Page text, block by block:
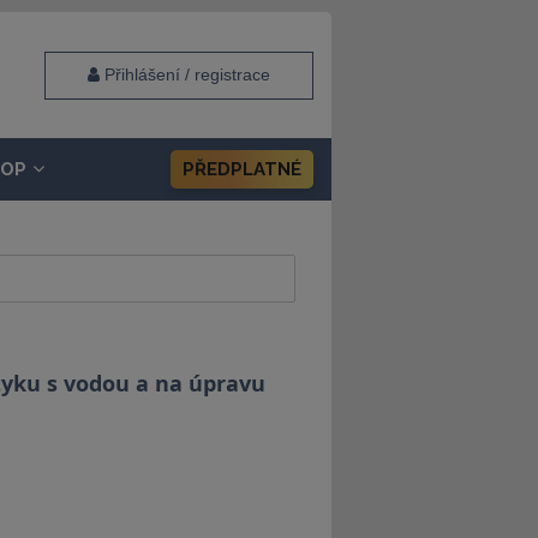
Přihlášení / registrace
PŘEDPLATNÉ
s vodou a na úpravu